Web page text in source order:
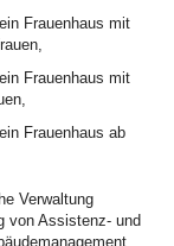
Frauenhaus mit
Frauenhaus mit
Frauenhaus ab
Verwaltung
von Assistenz- und